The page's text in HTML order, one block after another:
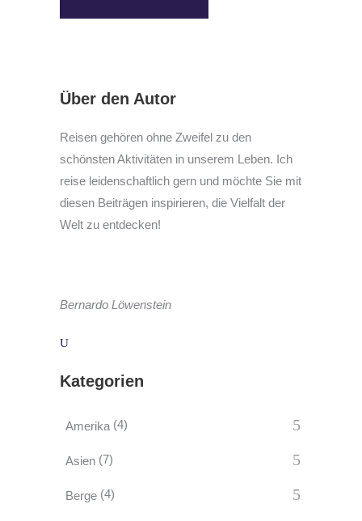
Über den Autor
Reisen gehören ohne Zweifel zu den
schönsten Aktivitäten in unserem Leben. Ich
reise leidenschaftlich gern und möchte Sie mit
diesen Beiträgen inspirieren, die Vielfalt der
Welt zu entdecken!
Bernardo Löwenstein
Kategorien
Amerika (4)
Asien (7)
Berge (4)